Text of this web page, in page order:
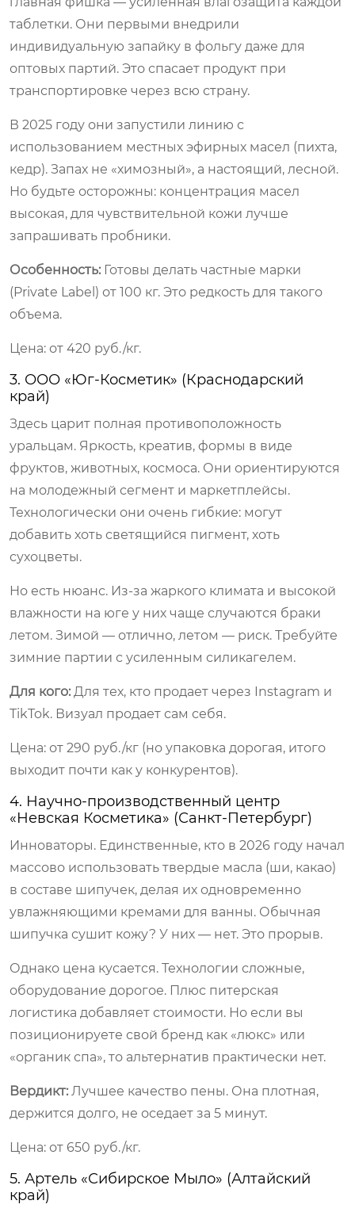
таблетки. Они первыми внедрили
индивидуальную запайку в фольгу даже для
оптовых партий. Это спасает продукт при
транспортировке через всю страну.
В 2025 году они запустили линию с
использованием местных эфирных масел (пихта,
кедр). Запах не «химозный», а настоящий, лесной.
Но будьте осторожны: концентрация масел
высокая, для чувствительной кожи лучше
запрашивать пробники.
Особенность: Готовы делать частные марки
(Private Label) от 100 кг. Это редкость для такого
объема.
Цена: от 420 руб./кг.
3. ООО «Юг-Косметик» (Краснодарский
край)
Здесь царит полная противоположность
уральцам. Яркость, креатив, формы в виде
фруктов, животных, космоса. Они ориентируются
на молодежный сегмент и маркетплейсы.
Технологически они очень гибкие: могут
добавить хоть светящийся пигмент, хоть
сухоцветы.
Но есть нюанс. Из-за жаркого климата и высокой
влажности на юге у них чаще случаются браки
летом. Зимой — отлично, летом — риск. Требуйте
зимние партии с усиленным силикагелем.
Для кого: Для тех, кто продает через Instagram и
TikTok. Визуал продает сам себя.
Цена: от 290 руб./кг (но упаковка дорогая, итого
выходит почти как у конкурентов).
4. Научно-производственный центр
«Невская Косметика» (Санкт-Петербург)
Инноваторы. Единственные, кто в 2026 году начал
массово использовать твердые масла (ши, какао)
в составе шипучек, делая их одновременно
увлажняющими кремами для ванны. Обычная
шипучка сушит кожу? У них — нет. Это прорыв.
Однако цена кусается. Технологии сложные,
оборудование дорогое. Плюс питерская
логистика добавляет стоимости. Но если вы
позиционируете свой бренд как «люкс» или
«органик спа», то альтернатив практически нет.
Вердикт: Лучшее качество пены. Она плотная,
держится долго, не оседает за 5 минут.
Цена: от 650 руб./кг.
5. Артель «Сибирское Мыло» (Алтайский
край)